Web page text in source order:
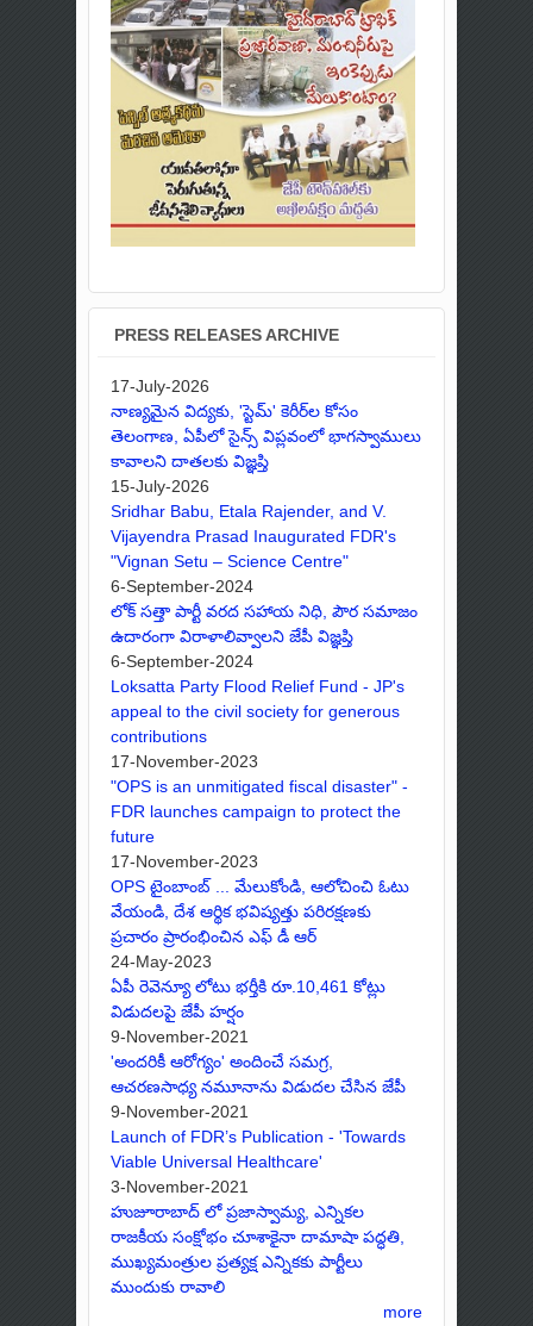
PRESS RELEASES ARCHIVE
17-July-2026
నాణ్యమైన విద్యకు, 'స్టెమ్' కెరీర్‌ల కోసం
తెలంగాణ, ఏపీలో సైన్స్ విప్లవంలో భాగస్వాములు
కావాలని దాతలకు విజ్ఞప్తి
15-July-2026
Sridhar Babu, Etala Rajender, and V.
Vijayendra Prasad Inaugurated FDR's
"Vignan Setu – Science Centre"
6-September-2024
లోక్ సత్తా పార్టీ వరద సహాయ నిధి, పౌర సమాజం
ఉదారంగా విరాళాలివ్వాలని జేపీ విజ్ఞప్తి
6-September-2024
Loksatta Party Flood Relief Fund - JP's
appeal to the civil society for generous
contributions
17-November-2023
"OPS is an unmitigated fiscal disaster" -
FDR launches campaign to protect the
future
17-November-2023
OPS టైంబాంబ్ ... మేలుకోండి, ఆలోచించి ఓటు
వేయండి, దేశ ఆర్థిక భవిష్యత్తు పరిరక్షణకు
ప్రచారం ప్రారంభించిన ఎఫ్ డీ ఆర్
24-May-2023
ఏపీ రెవెన్యూ లోటు భర్తీకి రూ.10,461 కోట్లు
విడుదలపై జేపీ హర్షం
9-November-2021
'అందరికీ ఆరోగ్యం' అందించే సమగ్ర,
ఆచరణసాధ్య నమూనాను విడుదల చేసిన జేపీ
9-November-2021
Launch of FDR’s Publication - 'Towards
Viable Universal Healthcare'
3-November-2021
హుజూరాబాద్ లో ప్రజాస్వామ్య, ఎన్నికల
రాజకీయ సంక్షోభం చూశాకైనా దామాషా పద్ధతి,
ముఖ్యమంత్రుల ప్రత్యక్ష ఎన్నికకు పార్టీలు
ముందుకు రావాలి
more